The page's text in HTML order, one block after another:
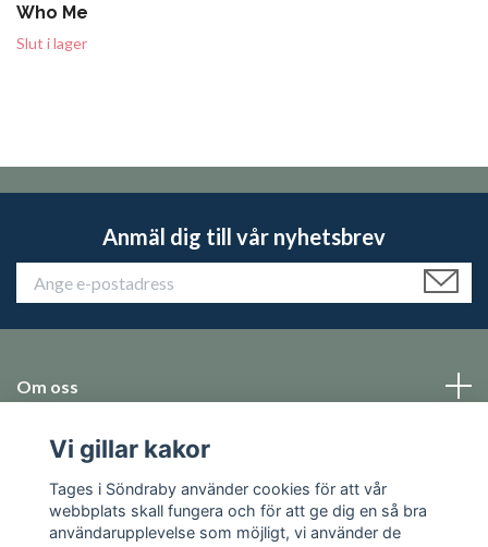
Who Me
Slut i lager
Anmäl dig till vår nyhetsbrev
Om oss
Emballage
Sosiale medier
Vi gillar kakor
Tages i Söndraby använder cookies för att vår
webbplats skall fungera och för att ge dig en så bra
användarupplevelse som möjligt, vi använder de